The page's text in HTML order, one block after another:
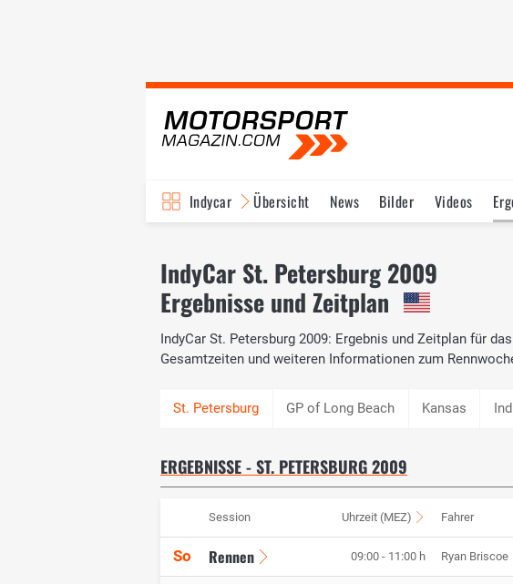
Indycar Übersicht News Bilder Videos
IndyCar St. Petersburg 2009
Ergebnisse und Zeitplan
IndyCar St. Petersburg 2009: Ergebnis und Zeitplan für
Gesamtzeiten und weiteren Informationen zum
GP of Long Beach Kansas
ERGEBNISSE - ST. PETERSBURG 2009
Session Uhrzeit (MEZ) Fahrer
So Rennen 09:00 - 11:00 h Ryan Briscoe